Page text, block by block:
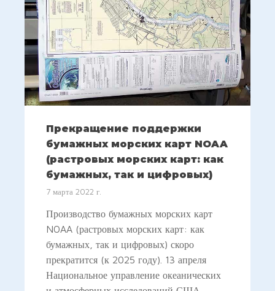
Прекращение поддержки
бумажных морских карт NOAA
(растровых морских карт: как
бумажных, так и цифровых)
7 марта 2022 г.
Производство бумажных морских карт
NOAA (растровых морских карт: как
бумажных, так и цифровых) скоро
прекратится (к 2025 году). 13 апреля
Национальное управление океанических